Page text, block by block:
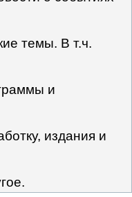
темы. В т.ч.
и
издания и